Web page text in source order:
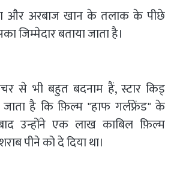
और अरबाज खान के तलाक के पीछे
जिम्मेदार बताया जाता है।
से भी बहुत बदनाम हैं, स्टार किड्
है कि फ़िल्म "हाफ गर्लफ्रेंड" के
उन्होंने एक लाख काबिल फ़िल्म
पीने को दे दिया था।